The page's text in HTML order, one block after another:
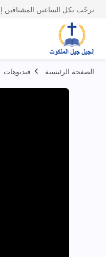
نرحّب بكل الساعين المشتاقين
الصفحة الرئيسية فيديوهات